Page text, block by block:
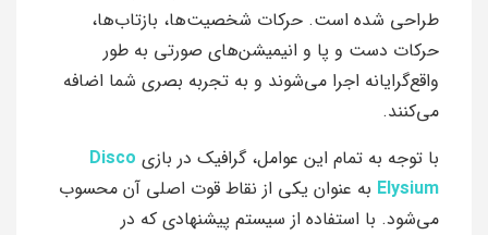
طراحی شده است. حرکات شخصیت‌ها، بازتاب‌ها،
حرکات دست و پا و انیمیشن‌های صورتی به طور
واقع‌گرایانه اجرا می‌شوند و به تجربه بصری شما اضافه
می‌کنند.
با توجه به تمام این عوامل، گرافیک در بازی Disco
Elysium به عنوان یکی از نقاط قوت اصلی آن محسوب
می‌شود. با استفاده از سیستم پیشنهادی که در